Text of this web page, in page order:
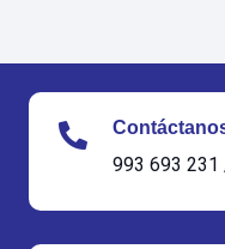
993 693 231